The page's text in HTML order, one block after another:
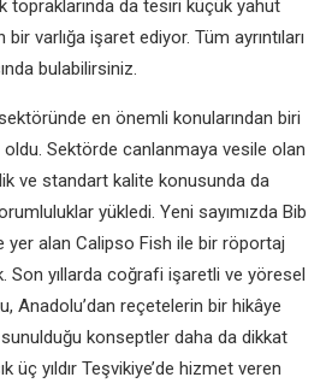
topraklarında da tesiri küçük yahut
varlığa işaret ediyor. Tüm ayrıntıları
bulabilirsiniz.
en önemli konularından biri
oldu. Sektörde canlanmaya vesile olan
ve standart kalite konusunda da
yükledi. Yeni sayımızda Bib
yer alan Calipso Fish ile bir röportaj
Son yıllarda coğrafi işaretli ve yöresel
Anadolu’dan reçetelerin bir hikâye
konseptler daha da dikkat
üç yıldır Teşvikiye’de hizmet veren